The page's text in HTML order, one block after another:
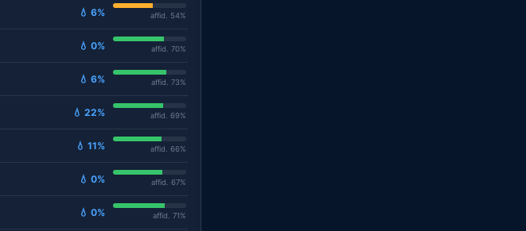
💧 6% affid. 54%
💧 0% affid. 70%
💧 6% affid. 73%
💧 22% affid. 69%
💧 11% affid. 66%
💧 0% affid. 67%
💧 0% affid. 71%